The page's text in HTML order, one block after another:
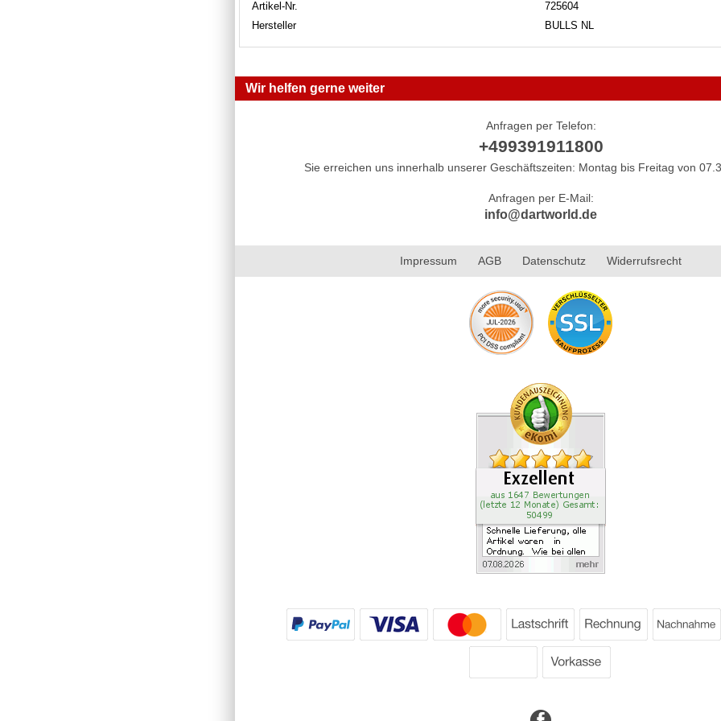
Artikel-Nr.
725604
Hersteller
BULLS NL
Wir helfen gerne weiter
Anfragen per Telefon:
+499391911800
Sie erreichen uns innerhalb unserer Geschäftszeiten: Montag bis Freitag von
Anfragen per E-Mail:
info@dartworld.de
Impressum AGB Datenschutz Widerrufsrecht